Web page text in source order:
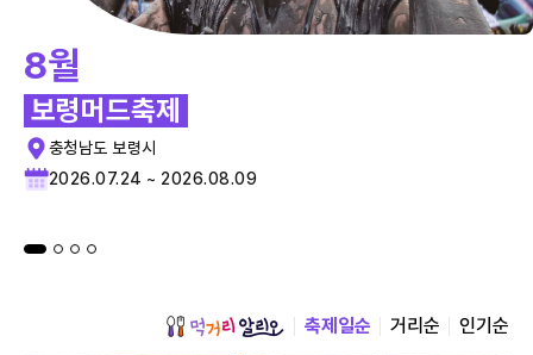
8월
보령머드축제
충청남도 보령시
2026.07.24 ~ 2026.08.09
축제일순 거리순 인기순